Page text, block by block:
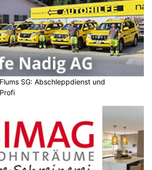
SG: Abschleppdienst und